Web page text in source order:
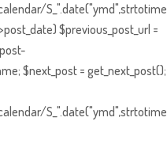
$previous_post_url =
$next_post = get_next_post();